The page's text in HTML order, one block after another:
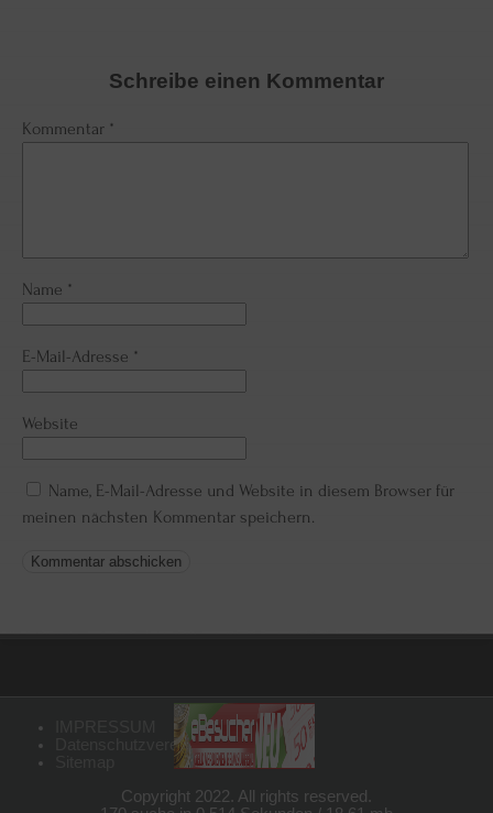
Schreibe einen Kommentar
Kommentar *
Name *
E-Mail-Adresse *
Website
Name, E-Mail-Adresse und Website in diesem Browser für
meinen nächsten Kommentar speichern.
Datenschutzvereinbarungen
Copyright 2022. All rights reserved.